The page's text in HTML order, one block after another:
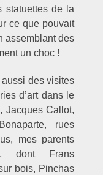
statuettes de la
ce que pouvait
assemblant des
un choc !
des visites
d’art dans le
Jacques Callot,
rues
mes parents
dont Frans
bois, Pinchas